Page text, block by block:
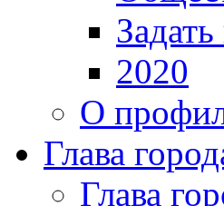
2020
О
Глава
Глава